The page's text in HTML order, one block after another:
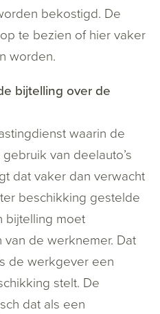
bekostigd. De
te bezien of hier vaker
worden.
bijtelling over de
waarin de
van deelauto’s
dat vaker dan verwacht
beschikking gestelde
bijtelling moet
de werknemer. Dat
de werkgever een
stelt. De
dat als een